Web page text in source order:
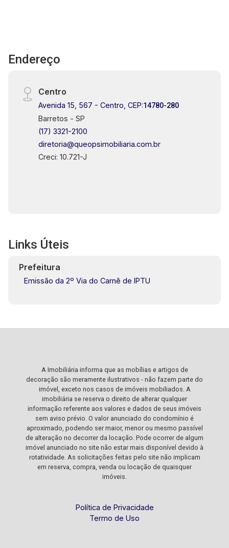
Endereço
Centro
Avenida 15, 567 - Centro, CEP:14780-280
Barretos - SP
(17) 3321-2100
diretoria@queopsimobiliaria.com.br
Creci: 10.721-J
Links Úteis
Prefeitura
Emissão da 2º Via do Carnê de IPTU
A Imobiliária informa que as mobílias e artigos de
decoração são meramente ilustrativos - não fazem parte do
imóvel, exceto nos casos de imóveis mobiliados. A
imobiliária se reserva o direito de alterar qualquer
informação referente aos valores e dados de seus imóveis
sem aviso prévio. O valor anunciado do condomínio é
aproximado, podendo ser maior, menor ou mesmo passível
de alteração no decorrer da locação. Pode ocorrer de algum
imóvel anunciado no site não estar mais disponível devido à
rotatividade. As solicitações feitas pelo site não implicam
em reserva, compra, venda ou locação de quaisquer
imóveis.
Política de Privacidade
Termo de Uso